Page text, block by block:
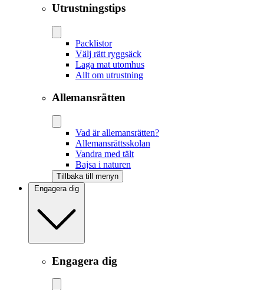
Utrustningstips
Packlistor
Välj rätt ryggsäck
Laga mat utomhus
Allt om utrustning
Allemansrätten
Vad är allemansrätten?
Allemansrättsskolan
Vandra med tält
Bajsa i naturen
Tillbaka till menyn
Engagera dig
Engagera dig